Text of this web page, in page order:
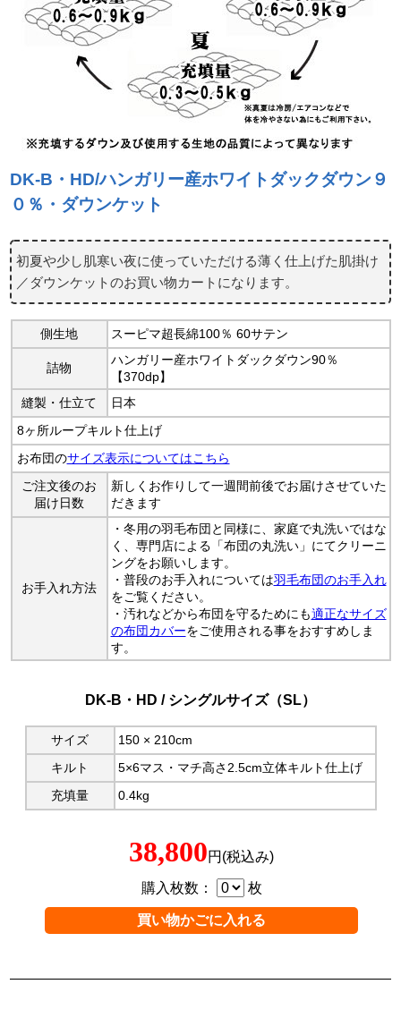
DK-B・HD/ハンガリー産ホワイトダックダウン９
０％・ダウンケット
初夏や少し肌寒い夜に使っていただける薄く仕上げた肌掛け
／ダウンケットのお買い物カートになります。
側生地 スーピマ超長綿100％ 60サテン
詰物
ハンガリー産ホワイトダックダウン90％
【370dp】
縫製・ 仕立て
日本
8ヶ所ループキルト仕上げ
お布団のサイズ表示についてはこちら
ご注文後のお
届け日数
新しくお作りして一週間前後でお届けさせていた
だきます
お手入れ方法
・冬用の羽毛布団と同様に、家庭で丸洗いではな
く、専門店による「布団の丸洗い」にてクリーニ
ングをお願いします。
・普段のお手入れについては羽毛布団のお手入れ
をご覧ください。
・汚れなどから布団を守るためにも適正なサイズ
の布団カバーをご使用される事をおすすめしま
す。
DK-B・HD / シングルサイズ（SL）
サイズ
150 × 210cm
キルト
5×6マス・マチ高さ2.5cm立体キルト仕上げ
充填量
0.4kg
38,800円(税込み)
購入枚数： 枚